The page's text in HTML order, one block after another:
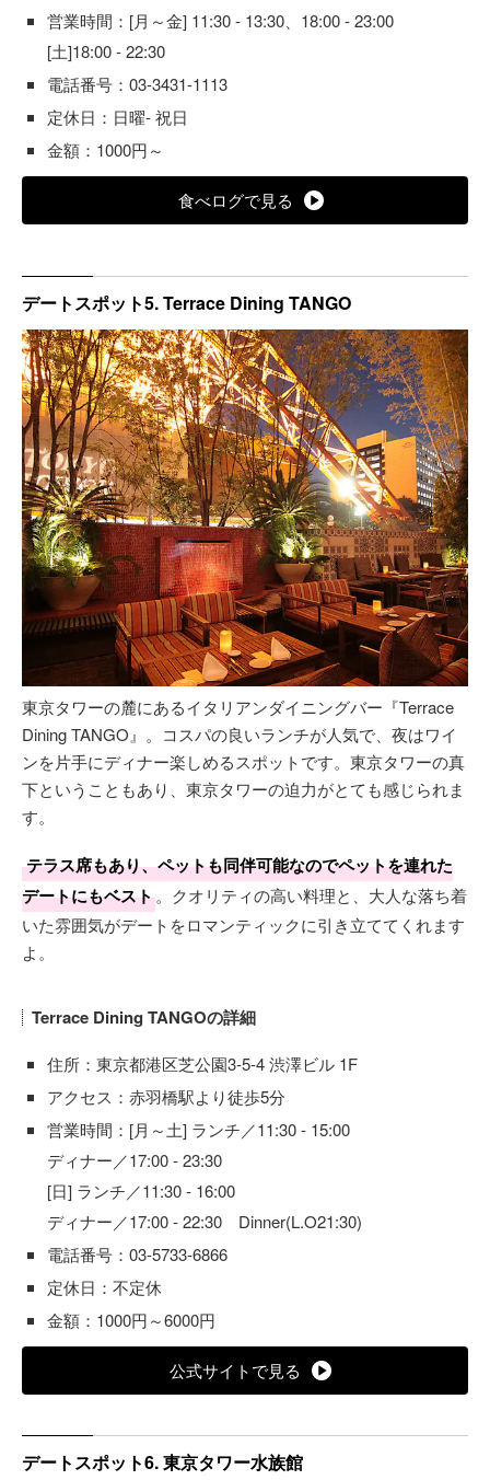
営業時間：[月～金] 11:30 - 13:30、18:00 - 23:00
[土]18:00 - 22:30
電話番号：03-3431-1113
定休日：日曜- 祝日
金額：1000円～
食べログで見る
デートスポット5. Terrace Dining TANGO
東京タワーの麓にあるイタリアンダイニングバー『Terrace
Dining TANGO』。コスパの良いランチが人気で、夜はワイ
ンを片手にディナー楽しめるスポットです。東京タワーの真
下ということもあり、東京タワーの迫力がとても感じられま
す。
テラス席もあり、ペットも同伴可能なのでペットを連れた
デートにもベスト。クオリティの高い料理と、大人な落ち着
いた雰囲気がデートをロマンティックに引き立ててくれます
よ。
Terrace Dining TANGOの詳細
住所：東京都港区芝公園3-5-4 渋澤ビル 1F
アクセス：赤羽橋駅より徒歩5分
営業時間：[月～土] ランチ／11:30 - 15:00
ディナー／17:00 - 23:30
[日] ランチ／11:30 - 16:00
ディナー／17:00 - 22:30 Dinner(L.O21:30)
電話番号：03-5733-6866
定休日：不定休
金額：1000円～6000円
公式サイトで見る
デートスポット6. 東京タワー水族館